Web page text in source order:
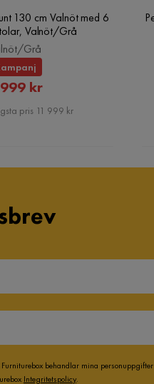
130 cm Valnöt med 6
Valnöt/Grå
Grå
Rabatterat
Pris
kr
pris 11 999 kr
behandlar mina personuppgifter
Integritetspolicy.